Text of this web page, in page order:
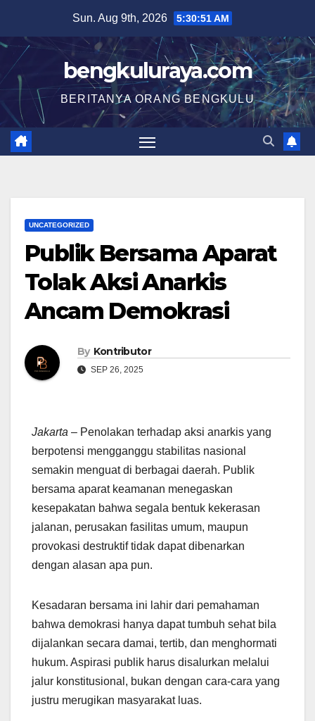
content
Sun. Aug 9th, 2026 5:30:51 AM
bengkuluraya.com
BERITANYA ORANG BENGKULU
UNCATEGORIZED
Publik Bersama Aparat
Tolak Aksi Anarkis
Ancam Demokrasi
By Kontributor
SEP 26, 2025
Jakarta – Penolakan terhadap aksi anarkis yang
berpotensi mengganggu stabilitas nasional
semakin menguat di berbagai daerah. Publik
bersama aparat keamanan menegaskan
kesepakatan bahwa segala bentuk kekerasan
jalanan, perusakan fasilitas umum, maupun
provokasi destruktif tidak dapat dibenarkan
dengan alasan apa pun.
Kesadaran bersama ini lahir dari pemahaman
bahwa demokrasi hanya dapat tumbuh sehat bila
dijalankan secara damai, tertib, dan menghormati
hukum. Aspirasi publik harus disalurkan melalui
jalur konstitusional, bukan dengan cara-cara yang
justru merugikan masyarakat luas.